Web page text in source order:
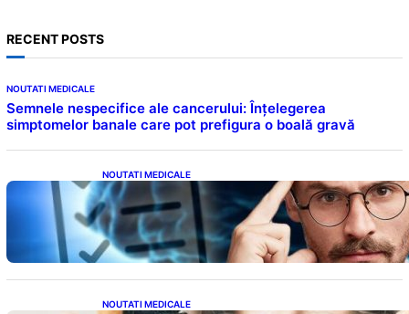
RECENT POSTS
NOUTATI MEDICALE
Semnele nespecifice ale cancerului: Înțelegerea
simptomelor banale care pot prefigura o boală gravă
NOUTATI MEDICALE
Inteligența dincolo de note: Semnele unui IQ
ridicat care nu țin de școală
NOUTATI MEDICALE